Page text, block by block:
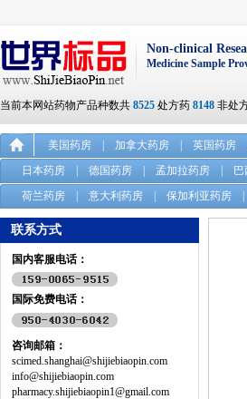
Non-clinical
Medicine Sample
当前本网站药物产品种数共 8525 处方药 8148 非处
美国药房 加拿大药房 英国药房
日本药房
德国药房 孟加拉药房
荷兰药房
意大利药房 保加利亚药房
联系方式
国内客服电话：
国际免费电话：
咨询邮箱：
scimed.shanghai@shijiebiaopin.com
info@shijiebiaopin.com
pharmacy.shijiebiaopin1@gmail.com